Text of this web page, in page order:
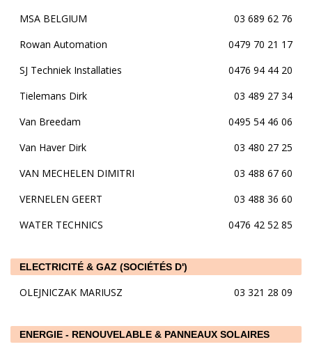
MSA BELGIUM
03 689 62 76
Rowan Automation
0479 70 21 17
SJ Techniek Installaties
0476 94 44 20
Tielemans Dirk
03 489 27 34
Van Breedam
0495 54 46 06
Van Haver Dirk
03 480 27 25
VAN MECHELEN DIMITRI
03 488 67 60
VERNELEN GEERT
03 488 36 60
WATER TECHNICS
0476 42 52 85
ELECTRICITÉ & GAZ (SOCIÉTÉS D')
OLEJNICZAK MARIUSZ 03 321 28 09
ENERGIE - RENOUVELABLE & PANNEAUX SOLAIRES